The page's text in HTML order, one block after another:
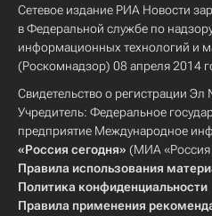
Сетевое издание РИА Новости
в Федеральной службе по
информационных технологий и
(Роскомнадзор) 08 апреля 2014
Свидетельство о регистрации
Учредитель: Федеральное
предприятие Международное
«Россия сегодня» (МИА «Россия
Правила использования
Политика конфиденциальности
Правила применения